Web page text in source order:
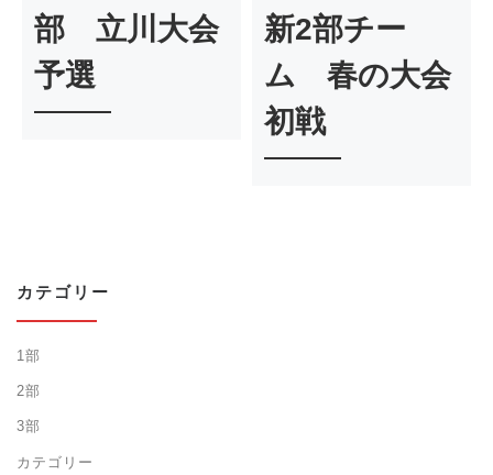
部 立川大会
予選
新2部チー
ム 春の大会
初戦
カテゴリー
1部
2部
3部
カテゴリー